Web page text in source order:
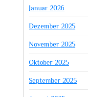
Januar 2026
Dezember 2025
November 2025
Oktober 2025
September 2025